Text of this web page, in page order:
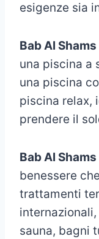
esigenze sia
Bab Al
una piscina a
una piscina
piscina relax,
prendere il
Bab Al
benessere
trattamenti
sauna, bagni